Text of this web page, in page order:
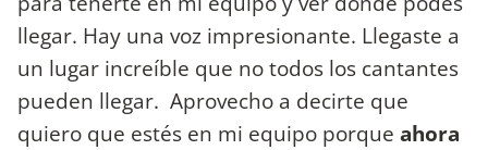
llegar. Hay una voz impresionante. Llegaste a
un lugar increíble que no todos los cantantes
pueden llegar. Aprovecho a decirte que
quiero que estés en mi equipo porque ahora